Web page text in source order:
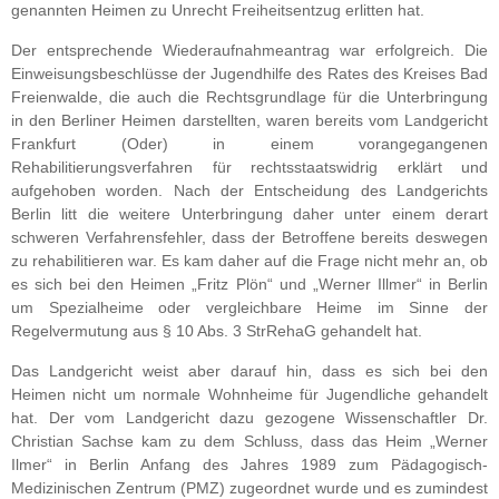
genannten Heimen zu Unrecht Freiheitsentzug erlitten hat.
Der entsprechende Wiederaufnahmeantrag war erfolgreich. Die
Einweisungsbeschlüsse der Jugendhilfe des Rates des Kreises Bad
Freienwalde, die auch die Rechtsgrundlage für die Unterbringung
in den Berliner Heimen darstellten, waren bereits vom Landgericht
Frankfurt (Oder) in einem vorangegangenen
Rehabilitierungsverfahren für rechtsstaatswidrig erklärt und
aufgehoben worden. Nach der Entscheidung des Landgerichts
Berlin litt die weitere Unterbringung daher unter einem derart
schweren Verfahrensfehler, dass der Betroffene bereits deswegen
zu rehabilitieren war. Es kam daher auf die Frage nicht mehr an, ob
es sich bei den Heimen „Fritz Plön“ und „Werner Illmer“ in Berlin
um Spezialheime oder vergleichbare Heime im Sinne der
Regelvermutung aus § 10 Abs. 3 StrRehaG gehandelt hat.
Das Landgericht weist aber darauf hin, dass es sich bei den
Heimen nicht um normale Wohnheime für Jugendliche gehandelt
hat. Der vom Landgericht dazu gezogene Wissenschaftler Dr.
Christian Sachse kam zu dem Schluss, dass das Heim „Werner
Ilmer“ in Berlin Anfang des Jahres 1989 zum Pädagogisch-
Medizinischen Zentrum (PMZ) zugeordnet wurde und es zumindest